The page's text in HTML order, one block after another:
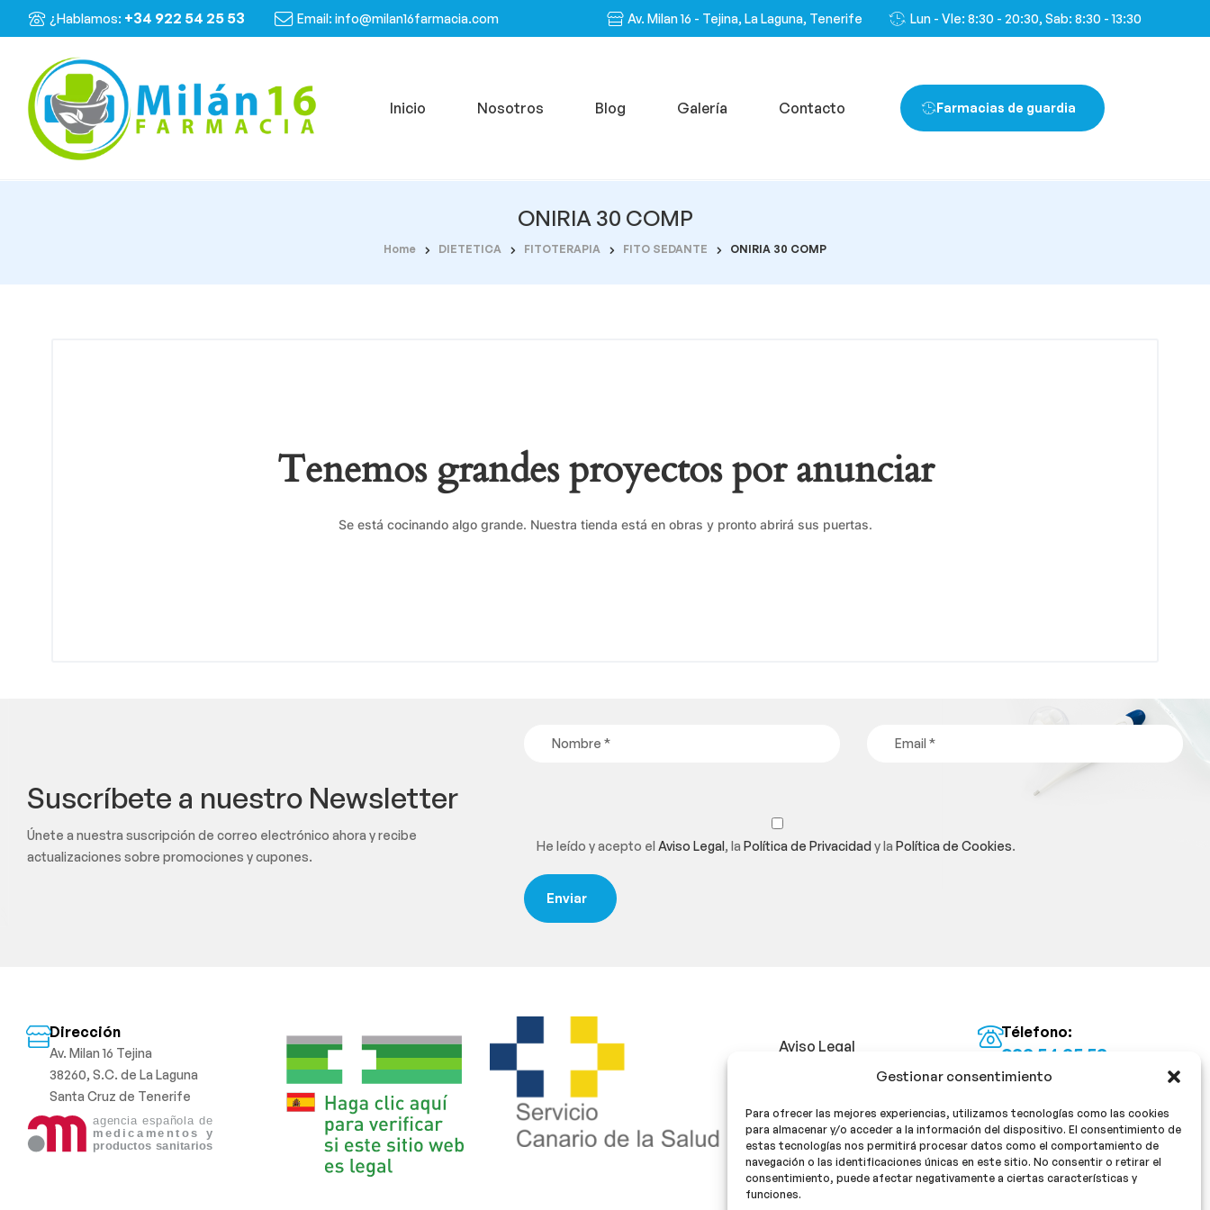
Gestionar consentimiento
Para ofrecer las mejores experiencias, utilizamos tecnologías como las cookies
para almacenar y/o acceder a la información del dispositivo. El consentimiento de
estas tecnologías nos permitirá procesar datos como el comportamiento de
navegación o las identificaciones únicas en este sitio. No consentir o retirar el
consentimiento, puede afectar negativamente a ciertas características y
funciones.
¿Hablamos: +34 922 54 25 53 Email: info@milan16farmacia.com Av. Milan 16 - Tejina, La Laguna, Tenerife Lun - VIe: 8:30 - 20:30, Sab: 8:30 - 13:30
Inicio Nosotros Blog Galería Contacto Farmacias de guardia
ONIRIA 30 COMP
Home DIETETICA FITOTERAPIA FITO SEDANTE ONIRIA 30 COMP
Tenemos grandes proyectos por anunciar
Se está cocinando algo grande. Nuestra tienda está en obras y pronto abrirá sus puertas.
Suscríbete a nuestro Newsletter
Únete a nuestra suscripción de correo electrónico ahora y recibe
actualizaciones sobre promociones y cupones.
He leído y acepto elAviso Legal, laPolítica de Privacidady laPolítica de Cookies.
Dirección
Av. Milan 16 Tejina
38260, S.C. de La Laguna
Santa Cruz de Tenerife
Aviso Legal
Política de Privacidad
Política de cookies
Télefono:
922 54 25 53
Email:
¡Síguenos!